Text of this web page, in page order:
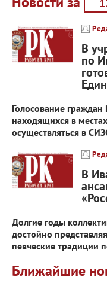
В
по
Голосование
находящихся в
осуществляться в
В
Долгие годы
достойно
певческие традиции
Ближайшие